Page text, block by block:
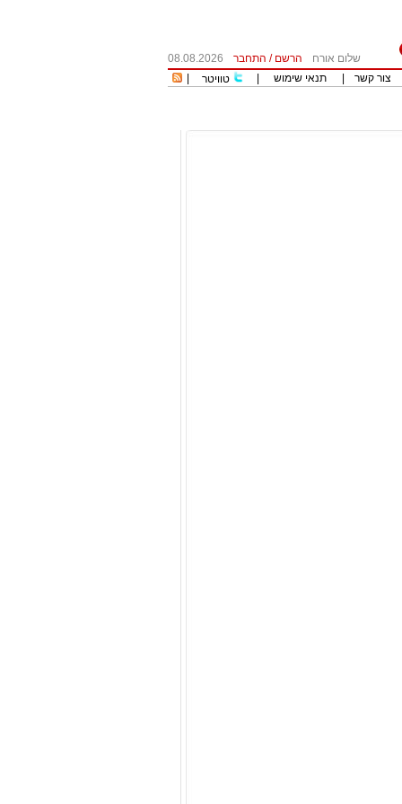
שלום אורח הרשם / התחבר
08.08.2026
צור קשר תנאי שימוש טוויטר